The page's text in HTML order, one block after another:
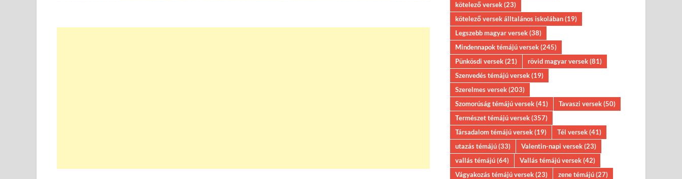
kötelező versek(23)
kötelező versek álltalános iskolában(19)
Legszebb magyar versek(38)
Mindennapok témájú versek(245)
Pünkösdi versek(21) rövid magyar versek(81)
Szenvedés témájú versek(19)
Szerelmes versek(203)
Szomorúság témájú versek(41) Tavaszi versek(50)
Természet témájú versek(357)
Társadalom témájú versek(19) Tél versek(41)
utazás témájú(33) Valentin-napi versek(23)
vallás témájú(64) Vallás témájú versek(42)
Vágyakozás témájú versek(23) zene témájú(27)